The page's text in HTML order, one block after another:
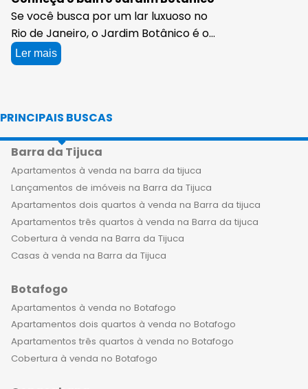
Se você busca por um lar luxuoso no
Rio de Janeiro, o Jardim Botânico é o
lugar perfeito para você e sua família.
Com imóveis de alto padrão à venda,
sofisticado para aqueles que buscam
exclusividade e conforto. Os
apartamentos de luxo à venda no
Jardim Botânico contam com design
contemporâneo, acabamentos finos
e amplas áreas de lazer privativas.
Aqui, você encontra um espaço que
combina sofisticação com conforto,
criando um ambiente perfeito para
empreendimentos de alto padrão à
venda no Jardim Botânico no Rio de
Janeiro é uma experiência única e
inesquecível. Com uma vista
deslumbrante da cidade e das
Ler mais
PRINCIPAIS BUSCAS
Barra da Tijuca
Apartamentos à venda na barra da tijuca
Lançamentos de imóveis na Barra da Tijuca
Apartamentos dois quartos à venda na Barra da tijuca
Apartamentos três quartos à venda na Barra da tijuca
Cobertura à venda na Barra da Tijuca
Casas à venda na Barra da Tijuca
Botafogo
Apartamentos à venda no Botafogo
Apartamentos dois quartos à venda no Botafogo
Apartamentos três quartos à venda no Botafogo
Cobertura à venda no Botafogo